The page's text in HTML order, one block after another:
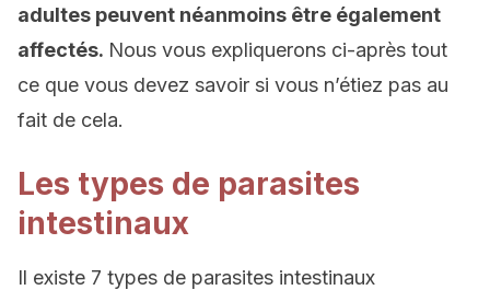
adultes peuvent néanmoins être également
affectés. Nous vous expliquerons ci-après tout
ce que vous devez savoir si vous n’étiez pas au
fait de cela.
Les types de parasites
intestinaux
Il existe 7 types de parasites intestinaux